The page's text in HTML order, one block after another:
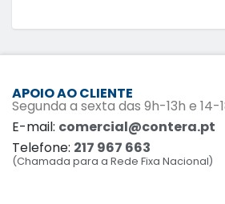
APOIO AO CLIENTE
Segunda a sexta das 9h-13h e 14-
E-mail: comercial@contera.pt
Telefone: 217 967 663
(Chamada para a Rede Fixa Nacional)